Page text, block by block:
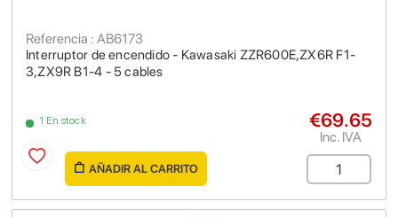
Interruptor de encendido - Kawasaki ZZR600E,ZX6R F1-
3,ZX9R B1-4 - 5 cables
Referencia : AB6173
1 En stock €69.65
Inc. IVA
AÑADIR AL CARRITO